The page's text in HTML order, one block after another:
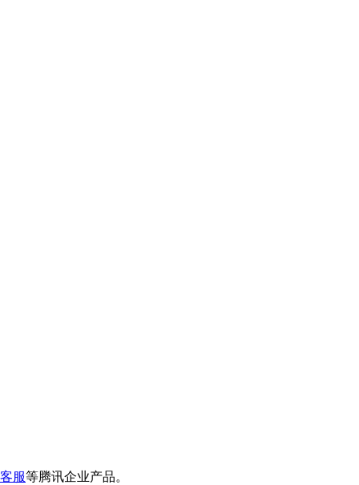
服等腾讯企业产品。